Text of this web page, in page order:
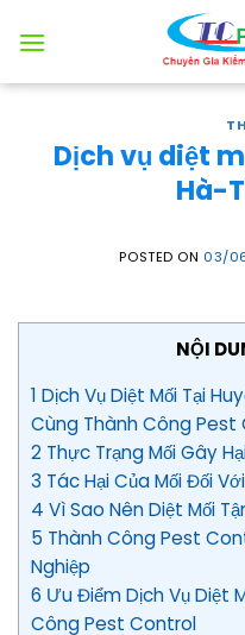
Dịch vụ diệt
Hà-
POSTED ON 03/
NỘI
1 Dịch Vụ Diệt Mối Tại
Cùng Thành Công Pest
2 Thực Trạng Mối Gây
3 Tác Hại Của Mối Đối
4 Vì Sao Nên Diệt Mối
5 Thành Công Pest
Nghiệp
6 Ưu Điểm Dịch Vụ Diệt
Công Pest Control